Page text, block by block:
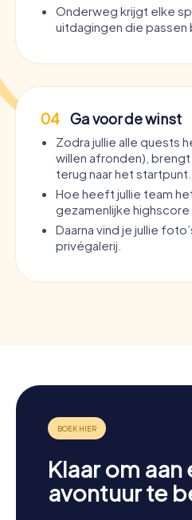
Onderweg krijgt elke
uitdagingen die passen
04 Ga voor de winst
Zodra jullie alle quests
willen afronden),
terug naar het startpunt.
Hoe heeft jullie team
gezamenlijke
Daarna vind je jullie
privégalerij.
Klaar om aan
avontuur te